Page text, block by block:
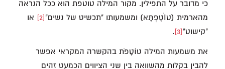
כי מדובר על התפילין. מקור המילה טוטפת הוא ככל הנראה
מהארמית (טוֺטֶפְתָּא) ומשמעותו "תכשיט של נשים"[2]
או
"קישוט"[3]
.
את משמעות המילה טוֹטָפֹת בהקשרה המקראי אפשר
להבין בקלות מהשוואה בין שני הציווים הכמעט זהים